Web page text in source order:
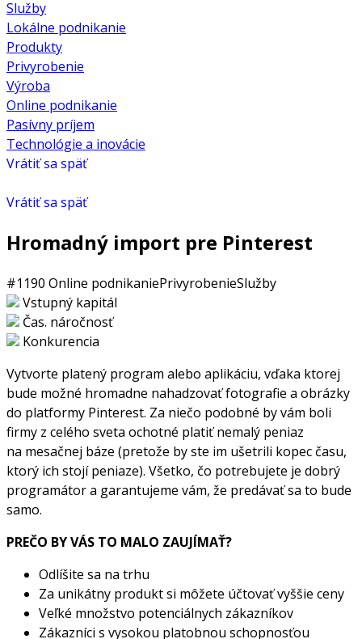
Služby
Lokálne podnikanie
Produkty
Privyrobenie
Výroba
Online podnikanie
Pasívny príjem
Technológie a inovácie
Vrátiť sa späť
Vrátiť sa späť
Hromadný import pre Pinterest
#1190 Online podnikaniePrivyrobenieSlužby
Vstupný kapitál
Čas. náročnosť
Konkurencia
Vytvorte platený program alebo aplikáciu, vďaka ktorej
bude možné hromadne nahadzovať fotografie a obrázky
do platformy Pinterest. Za niečo podobné by vám boli
firmy z celého sveta ochotné platiť nemalý peniaz
na mesačnej báze (pretože by ste im ušetrili kopec času,
ktorý ich stojí peniaze). Všetko, čo potrebujete je dobrý
programátor a garantujeme vám, že predávať sa to bude
samo.
PREČO BY VÁS TO MALO ZAUJÍMAŤ?
Odlíšite sa na trhu
Za unikátny produkt si môžete účtovať vyššie ceny
Veľké množstvo potenciálnych zákazníkov
Zákazníci s vysokou platobnou schopnosťou